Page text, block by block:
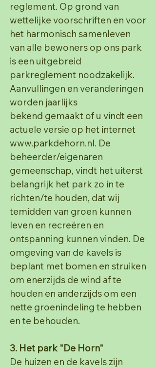
reglement. Op grond van
wettelijke voorschriften en voor
het harmonisch samenleven
van alle bewoners op ons park
is een uitgebreid
parkreglement noodzakelijk.
Aanvullingen en veranderingen
worden jaarlijks
bekend gemaakt of u vindt een
actuele versie op het internet
www.parkdehorn.nl. De
beheerder/eigenaren
gemeenschap, vindt het uiterst
belangrijk het park zo in te
richten/te houden, dat wij
temidden van groen kunnen
leven en recreëren en
ontspanning kunnen vinden. De
omgeving van de kavels is
beplant met bomen en struiken
om enerzijds de wind af te
houden en anderzijds om een
nette groenindeling te hebben
en te behouden.
3. Het park "De Horn"
De huizen en de kavels zijn